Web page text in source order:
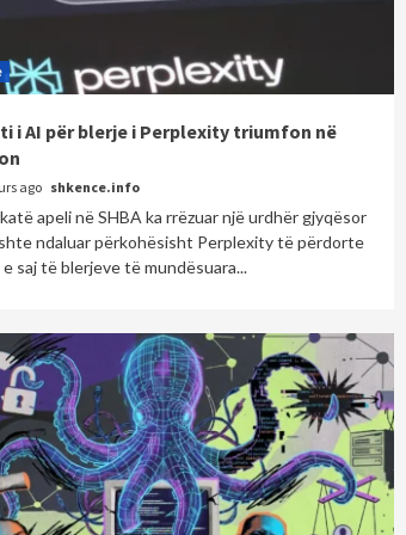
i AI për blerje i Perplexity triumfon në
ago shkence.info
apeli në SHBA ka rrëzuar një urdhër gjyqësor
ndaluar përkohësisht Perplexity të përdorte
saj të blerjeve të mundësuara...